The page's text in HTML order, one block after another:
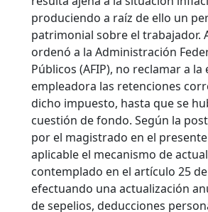
produciendo a raíz de ello un
patrimonial sobre el trabajador.
ordenó a la Administración
Públicos (AFIP), no reclamar a la
empleadora las retenciones
dicho impuesto, hasta que se
cuestión de fondo. Según la
por el magistrado en el
aplicable el mecanismo de
contemplado en el artículo 25 de
efectuando una actualización
de sepelios, deducciones